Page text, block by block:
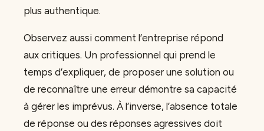
plus authentique.
Observez aussi comment l’entreprise répond
aux critiques. Un professionnel qui prend le
temps d’expliquer, de proposer une solution ou
de reconnaître une erreur démontre sa capacité
à gérer les imprévus. À l’inverse, l’absence totale
de réponse ou des réponses agressives doit